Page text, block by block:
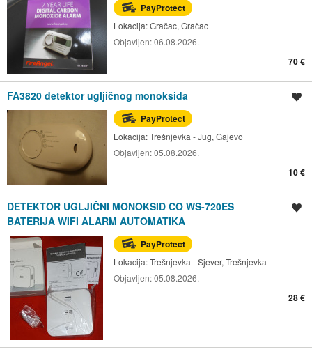
PayProtect
Lokacija:Gračac, Gračac
Objavljen:06.08.2026.
70 €
FA3820 detektor ugljičnog monoksida
PayProtect
Lokacija:Trešnjevka - Jug, Gajevo
Objavljen:05.08.2026.
10 €
DETEKTOR UGLJIČNI MONOKSID CO WS-720ES
BATERIJA WIFI ALARM AUTOMATIKA
PayProtect
Lokacija:Trešnjevka - Sjever, Trešnjevka
Objavljen:05.08.2026.
28 €